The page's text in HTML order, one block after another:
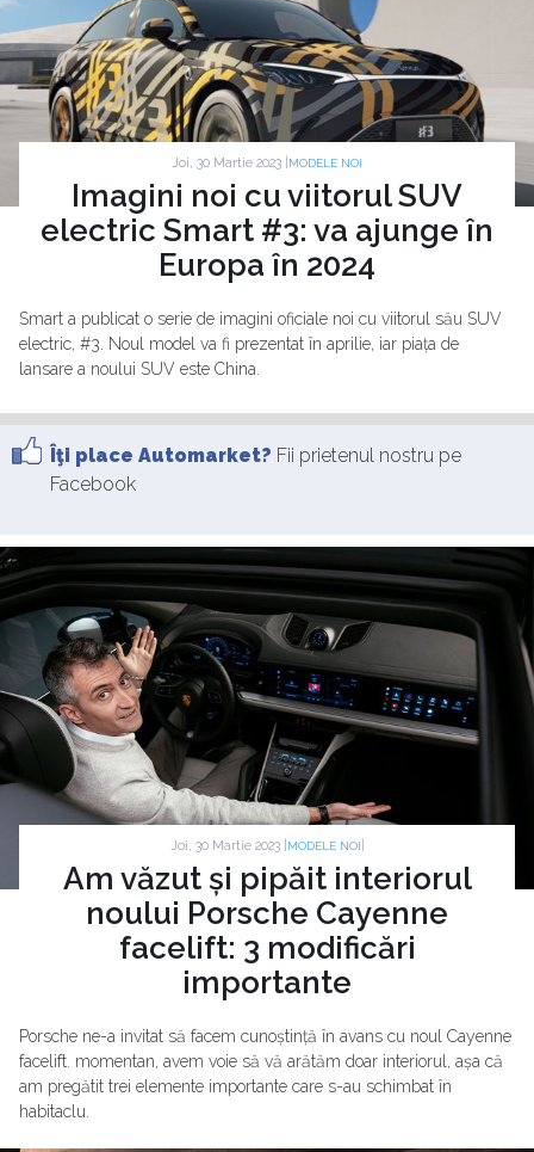
Joi, 30 Martie 2023 | MODELE NOI
Imagini noi cu viitorul SUV
electric Smart #3: va ajunge în
Europa în 2024
Smart a publicat o serie de imagini oficiale noi cu viitorul său SUV
electric, #3. Noul model va fi prezentat în aprilie, iar piața de
lansare a noului SUV este China.
Îţi place Automarket? Fii prietenul nostru pe
Facebook
Joi, 30 Martie 2023 | MODELE NOI
Am văzut și pipăit interiorul
noului Porsche Cayenne
facelift: 3 modificări
importante
Porsche ne-a invitat să facem cunoștință în avans cu noul Cayenne
facelift. momentan, avem voie să vă arătăm doar interiorul, așa că
am pregătit trei elemente importante care s-au schimbat în
habitaclu.